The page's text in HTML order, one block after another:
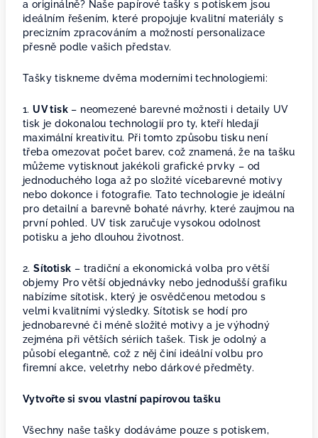
a originálně? Naše papírové tašky s potiskem jsou
ideálním řešením, které propojuje kvalitní materiály s
precizním zpracováním a možností personalizace
přesně podle vašich představ.
Tašky tiskneme dvěma moderními technologiemi:
1.UV tisk – neomezené barevné možnosti i detaily UV
tisk je dokonalou technologií pro ty, kteří hledají
maximální kreativitu. Při tomto způsobu tisku není
třeba omezovat počet barev, což znamená, že na tašku
můžeme vytisknout jakékoli grafické prvky – od
jednoduchého loga až po složité vícebarevné motivy
nebo dokonce i fotografie. Tato technologie je ideální
pro detailní a barevně bohaté návrhy, které zaujmou na
první pohled. UV tisk zaručuje vysokou odolnost
potisku a jeho dlouhou životnost.
2.Sítotisk – tradiční a ekonomická volba pro větší
objemy Pro větší objednávky nebo jednodušší grafiku
nabízíme sítotisk, který je osvědčenou metodou s
velmi kvalitními výsledky. Sítotisk se hodí pro
jednobarevné či méně složité motivy a je výhodný
zejména při větších sériích tašek. Tisk je odolný a
působí elegantně, což z něj činí ideální volbu pro
firemní akce, veletrhy nebo dárkové předměty.
Vytvořte si svou vlastní papírovou tašku
Všechny naše tašky dodáváme pouze s potiskem,